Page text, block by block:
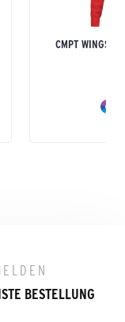
CMPT WINGS
BESTELLUNG